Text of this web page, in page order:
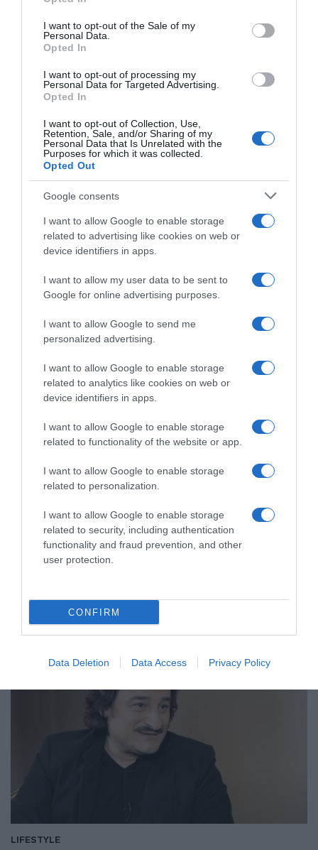
use your data for below specified purposes in below Google
consent section.
I want to opt-out of the Sale of my
Personal Data.
Opted In
I want to opt-out of processing my
Personal Data for Targeted Advertising.
Opted In
I want to opt-out of Collection, Use,
Retention, Sale, and/or Sharing of my
Personal Data that Is Unrelated with the
Purposes for which it was collected.
Opted Out
Google consents
I want to allow Google to enable storage
related to advertising like cookies on web or
device identifiers in apps.
I want to allow my user data to be sent to
Google for online advertising purposes.
I want to allow Google to send me
personalized advertising.
I want to allow Google to enable storage
related to analytics like cookies on web or
device identifiers in apps.
I want to allow Google to enable storage
related to functionality of the website or app.
I want to allow Google to enable storage
related to personalization.
I want to allow Google to enable storage
related to security, including authentication
functionality and fraud prevention, and other
user protection.
CONFIRM
Data Deletion Data Access Privacy Policy
Γιώργος Τσαλίκης: “Όποτε βλέπω τον Βασίλη
Χαραλαμπόπουλο μου έρχεται στο μυαλό η
Τούνη και όποτε τον Οικονομόπουλο την
Σωσώ από τα Εγκλήματα”
"Βλέπω την Τούνη με μουστάκι"
19.11.2024 - 13:56
LIFESTYLE
Βασίλης Χαραλαμπόπουλος: Επιστρέφει
στην τηλεόραση μετά από 13 χρόνια – Η
σειρά που θα πρωταγωνιστήσει
Θα πρωταγωνιστήσει σε μια νέα σειρά του Σωτήρη
Τσαφούλια
LIFESTYLE